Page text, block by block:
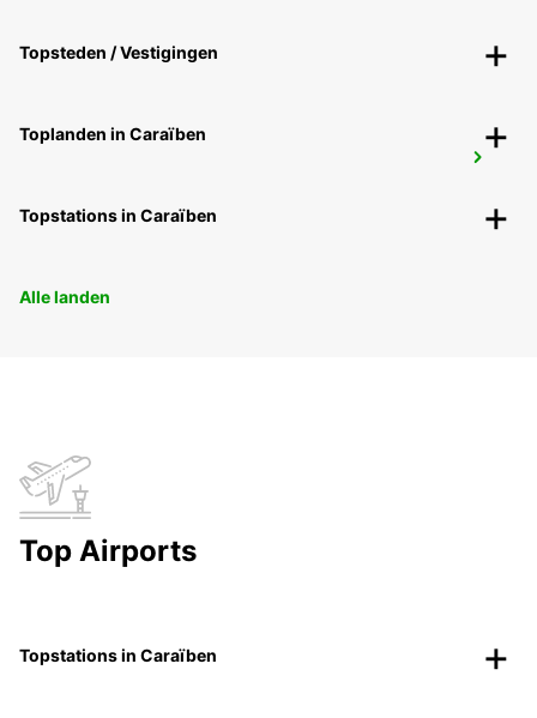
Topsteden / Vestigingen
Toplanden in Caraïben
Topstations in Caraïben
Alle landen
Top Airports
Topstations in Caraïben